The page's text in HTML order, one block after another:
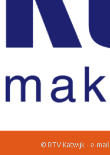
© RTV Katwijk - e-